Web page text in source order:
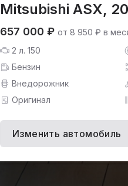
Mitsubishi ASX,
657 000 ₽ от 8 950 ₽ в
2 л. 150
Бензин
Внедорожник
Оригинал
Изменить автомобиль